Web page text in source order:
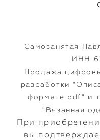
Самозанятая
ИНН
Продажа
разработки
формате pdf" и
"Вязанная
​При
вы